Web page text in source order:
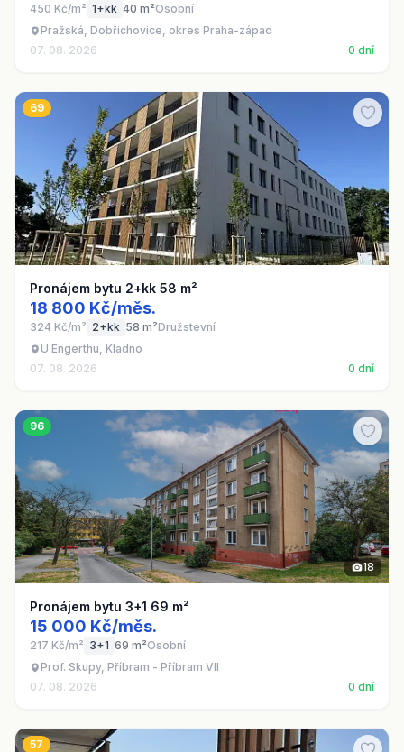
450 Kč/m² 1+kk 40 m²Osobní
Pražská, Dobřichovice, okres Praha-západ
07. 08. 2026
0 dní
69
Pronájem bytu 2+kk 58 m²
18 800 Kč/měs.
324 Kč/m² 2+kk 58 m²Družstevní
U Engerthu, Kladno
07. 08. 2026
0 dní
96
18
Pronájem bytu 3+1 69 m²
15 000 Kč/měs.
217 Kč/m² 3+1 69 m²Osobní
Prof. Skupy, Příbram - Příbram VII
07. 08. 2026
0 dní
57